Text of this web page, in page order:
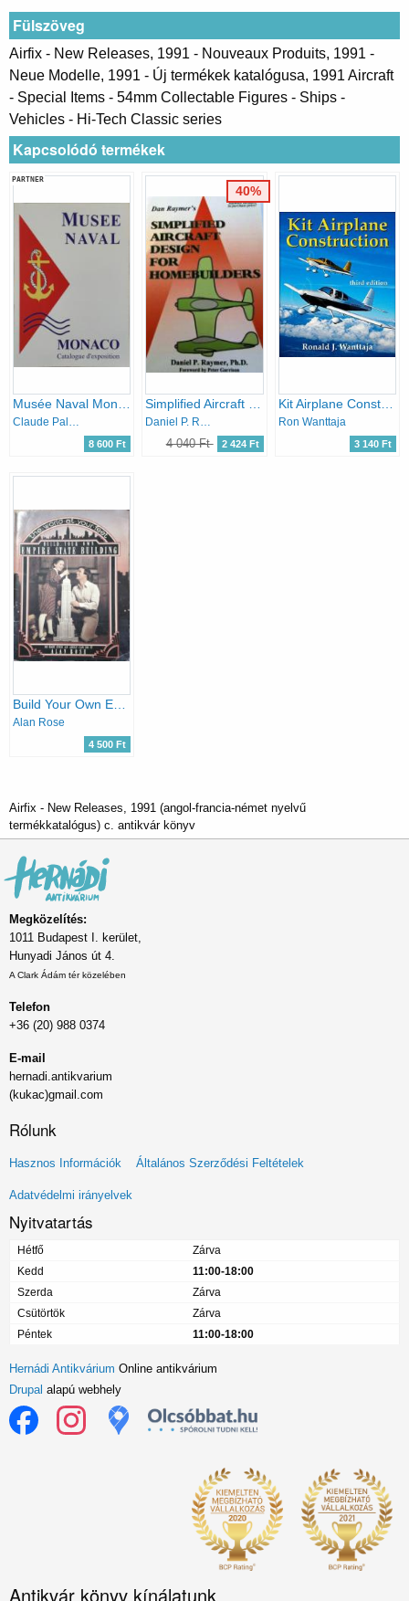
Fülszöveg
Airfix - New Releases, 1991 - Nouveaux Produits, 1991 -
Neue Modelle, 1991 - Új termékek katalógusa, 1991 Aircraft
- Special Items - 54mm Collectable Figures - Ships -
Vehicles - Hi-Tech Classic series
Kapcsolódó termékek
PARTNER
8 600 Ft 4 040 Ft 2 424 Ft
40%
Kit Airplane Construction
Ron Wanttaja
3 140 Ft
Build Your Own Empire State Building: So Easy Even an Adult Can Do It
Alan Rose
4 500 Ft
Airfix - New Releases, 1991 (angol-francia-német nyelvű
termékkatalógus) c. antikvár könyv
Megközelítés:
1011 Budapest I. kerület,
Hunyadi János út 4.
A Clark Ádám tér közelében
Telefon
+36 (20) 988 0374
E-mail
hernadi.antikvarium
(kukac)gmail.com
Rólunk
Lábléc
menü
Hasznos Információk Általános Szerződési Feltételek
Adatvédelmi irányelvek
Nyitvatartás
Hétfő
Zárva
Kedd
11:00-18:00
Szerda
Zárva
Csütörtök
Zárva
Péntek
11:00-18:00
Hernádi Antikvárium Online antikvárium
Drupal alapú webhely
Antikvár könyv kínálatunk